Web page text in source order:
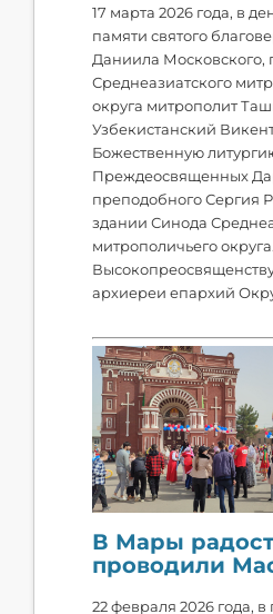
17 марта 2026 года, в
памяти святого
Даниила Московского,
Среднеазиатского
округа митрополит
Узбекистанский
Божественную
Преждеосвященных
преподобного Сергия
здании Синода
митрополичьего
архиереи епархий
В Мары
проводили
22 февраля 2026 года,